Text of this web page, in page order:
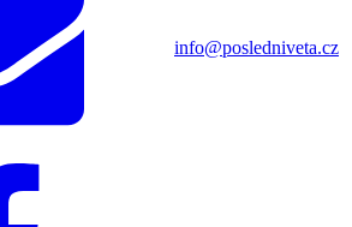
info@posledniveta.cz